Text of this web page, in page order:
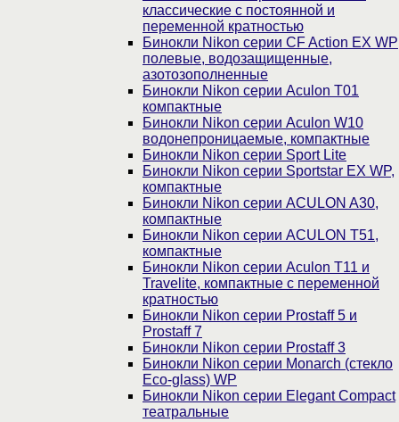
классические с постоянной и
переменной кратностью
Бинокли Nikon серии СF Action EX WP
полевые, водозащищенные,
азотозополненные
Бинокли Nikon серии Aculon T01
компактные
Бинокли Nikon серии Aculon W10
водонепроницаемые, компактные
Бинокли Nikon серии Sport Lite
Бинокли Nikon серии Sportstar EX WP,
компактные
Бинокли Nikon серии ACULON A30,
компактные
Бинокли Nikon серии ACULON Т51,
компактные
Бинокли Nikon серии Aculon T11 и
Travelite, компактные с переменной
кратностью
Бинокли Nikon серии Prostaff 5 и
Prostaff 7
Бинокли Nikon серии Prostaff 3
Бинокли Nikon серии Monarch (стекло
Eco-glass) WP
Бинокли Nikon серии Elegant Compact
театральные